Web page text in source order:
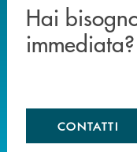
Hai
immediata?
CONTATTI